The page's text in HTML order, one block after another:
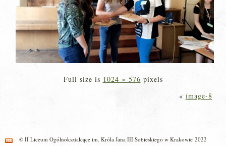
Full size is 1024 × 576 pixels
« image-8
© II Liceum Ogólnokształcące im. Króla Jana III Sobieskiego w Krakowie 2022